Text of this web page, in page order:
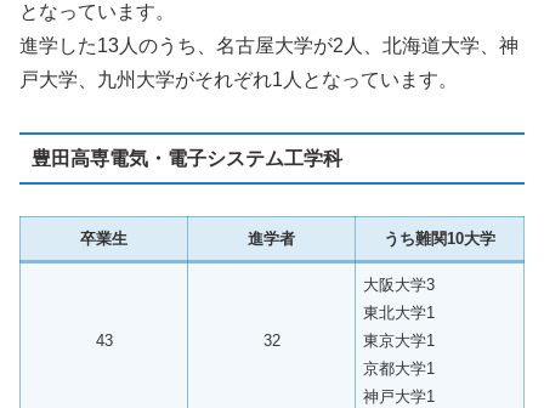
となっています。
進学した13人のうち、名古屋大学が2人、北海道大学、神
戸大学、九州大学がそれぞれ1人となっています。
豊田高専電気・電子システム工学科
卒業生 進学者 うち難関10大学
43 32
大阪大学3
東北大学1
東京大学1
京都大学1
神戸大学1